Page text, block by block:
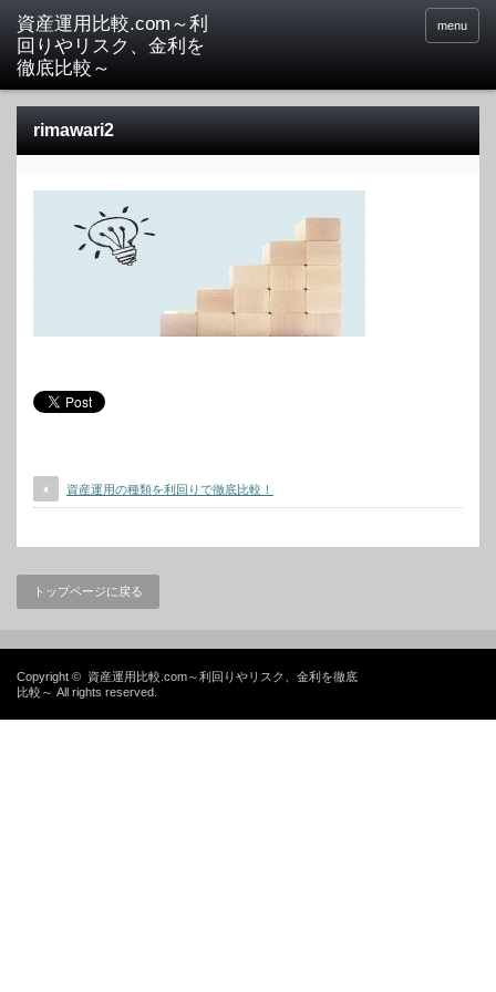
menu
rimawari2
資産運用の種類を利回りで徹底比較！
トップページに戻る
Copyright © 資産運用比較.com～利回りやリスク、金利を徹底
比較～ All rights reserved.